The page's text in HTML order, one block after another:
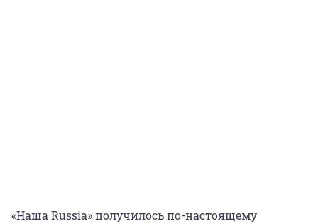
«Наша Russia» получилось по-настоящему